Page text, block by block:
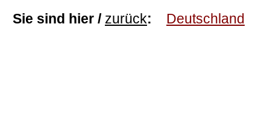
Sie sind hier / zurück: Deutschland